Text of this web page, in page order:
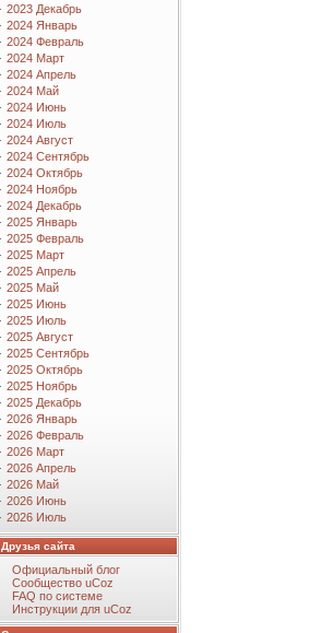
2023 Декабрь
2024 Январь
2024 Февраль
2024 Март
2024 Апрель
2024 Май
2024 Июнь
2024 Июль
2024 Август
2024 Сентябрь
2024 Октябрь
2024 Ноябрь
2024 Декабрь
2025 Январь
2025 Февраль
2025 Март
2025 Апрель
2025 Май
2025 Июнь
2025 Июль
2025 Август
2025 Сентябрь
2025 Октябрь
2025 Ноябрь
2025 Декабрь
2026 Январь
2026 Февраль
2026 Март
2026 Апрель
2026 Май
2026 Июнь
2026 Июль
Друзья сайта
Официальный блог
Сообщество uCoz
FAQ по системе
Инструкции для uCoz